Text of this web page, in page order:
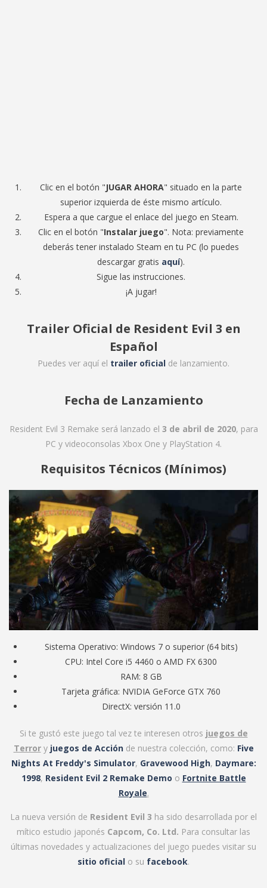
Clic en el botón "JUGAR AHORA" situado en la parte
superior izquierda de éste mismo artículo.
Espera a que cargue el enlace del juego en Steam.
Clic en el botón "Instalar juego". Nota: previamente
deberás tener instalado Steam en tu PC (lo puedes
descargar gratis aquí).
Sigue las instrucciones.
¡A jugar!
Trailer Oficial de Resident Evil 3 en
Español
Puedes ver aquí el trailer oficial de lanzamiento.
Fecha de Lanzamiento
Resident Evil 3 Remake será lanzado el 3 de abril de 2020, para
PC y videoconsolas Xbox One y PlayStation 4.
Requisitos Técnicos (Mínimos)
Sistema Operativo: Windows 7 o superior (64 bits)
CPU: Intel Core i5 4460 o AMD FX 6300
RAM: 8 GB
Tarjeta gráfica: NVIDIA GeForce GTX 760
DirectX: versión 11.0
Si te gustó este juego tal vez te interesen otros juegos de
Terrory juegos de Acciónde nuestra colección, como: Five
Nights At Freddy's Simulator, Gravewood High, Daymare:
1998, Resident Evil 2 Remake Demo o Fortnite Battle
Royale.
La nueva versión de Resident Evil 3 ha sido desarrollada por el
mítico estudio japonés Capcom, Co. Ltd. Para consultar las
últimas novedades y actualizaciones del juego puedes visitar su
sitio oficial o su facebook.